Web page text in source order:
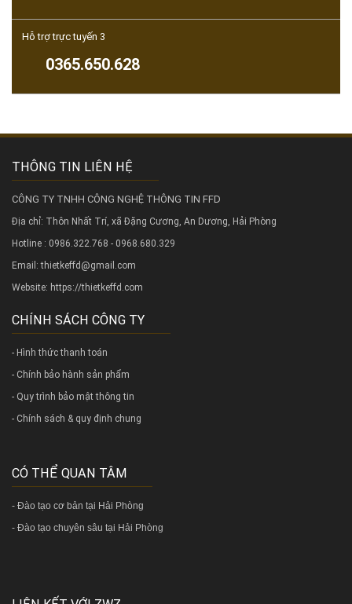
Hỗ trợ trực tuyến 3
0365.650.628
THÔNG TIN LIÊN HỆ
CÔNG TY TNHH CÔNG NGHỆ THÔNG TIN FFD
Địa chỉ: Thôn Nhất Trí, xã Đặng Cương, An Dương, Hải Phòng
Hotline : 0986.322.768 - 0968.680.329
Email: thietkeffd@gmail.com
Website: https://thietkeffd.com
CHÍNH SÁCH CÔNG TY
- Hình thức thanh toán
- Chính bảo hành sản phẩm
- Quy trình bảo mật thông tin
- Chính sách & quy định chung
CÓ THỂ QUAN TÂM
- Đào tạo cơ bản tại Hải Phòng
- Đào tạo chuyên sâu tại Hải Phòng